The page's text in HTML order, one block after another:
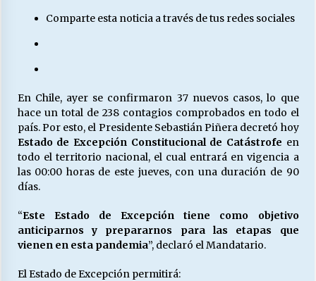
S.O.S. a los ricos, Save Our Souls (Salvar
Nuestras Almas)
30/04/2026
¿Asesores con doble sueldo?
18/04/2026
Chile y sus segmentos de la riqueza
06/04/2026
Comparte esta noticia a través de tus redes sociales
En Chile, ayer se confirmaron 37 nuevos casos, lo que
hace un total de 238 contagios comprobados en todo el
país. Por esto, el Presidente Sebastián Piñera decretó hoy
Estado de Excepción Constitucional de Catástrofe en
todo el territorio nacional, el cual entrará en vigencia a
las 00:00 horas de este jueves, con una duración de 90
días.
“Este Estado de Excepción tiene como objetivo
anticiparnos y prepararnos para las etapas que
vienen en esta pandemia”, declaró el Mandatario.
El Estado de Excepción permitirá: